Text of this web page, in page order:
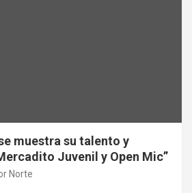
muestra su talento y
Juvenil y Open Mic”
Norte